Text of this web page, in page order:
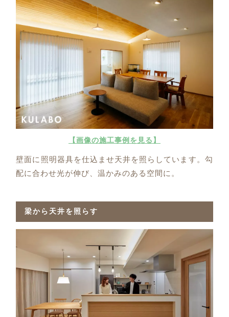
【画像の施工事例を見る】
壁面に照明器具を仕込ませ天井を照らしています。勾
配に合わせ光が伸び、温かみのある空間に。
梁から天井を照らす